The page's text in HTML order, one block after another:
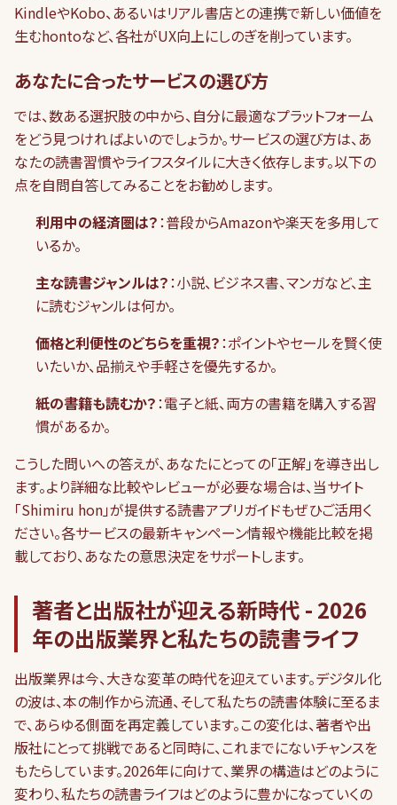
KindleやKobo、あるいはリアル書店との連携で新しい価値を
生むhontoなど、各社がUX向上にしのぎを削っています。
あなたに合ったサービスの選び方
では、数ある選択肢の中から、自分に最適なプラットフォーム
をどう見つければよいのでしょうか。サービスの選び方は、あ
なたの読書習慣やライフスタイルに大きく依存します。以下の
点を自問自答してみることをお勧めします。
利用中の経済圏は？：普段からAmazonや楽天を多用して
いるか。
主な読書ジャンルは？：小説、ビジネス書、マンガなど、主
に読むジャンルは何か。
価格と利便性のどちらを重視？：ポイントやセールを賢く使
いたいか、品揃えや手軽さを優先するか。
紙の書籍も読むか？：電子と紙、両方の書籍を購入する習
慣があるか。
こうした問いへの答えが、あなたにとっての「正解」を導き出し
ます。より詳細な比較やレビューが必要な場合は、当サイト
「Shimiru hon」が提供する読書アプリガイドもぜひご活用く
ださい。各サービスの最新キャンペーン情報や機能比較を掲
載しており、あなたの意思決定をサポートします。
著者と出版社が迎える新時代 - 2026
年の出版業界と私たちの読書ライフ
出版業界は今、大きな変革の時代を迎えています。デジタル化
の波は、本の制作から流通、そして私たちの読書体験に至るま
で、あらゆる側面を再定義しています。この変化は、著者や出
版社にとって挑戦であると同時に、これまでにないチャンスを
もたらしています。2026年に向けて、業界の構造はどのように
変わり、私たちの読書ライフはどのように豊かになっていくの